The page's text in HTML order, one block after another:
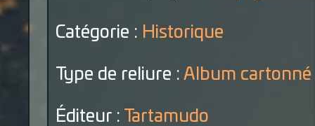
Catégorie : Historique
Type de reliure : Album cartonné
Éditeur : Tartamudo